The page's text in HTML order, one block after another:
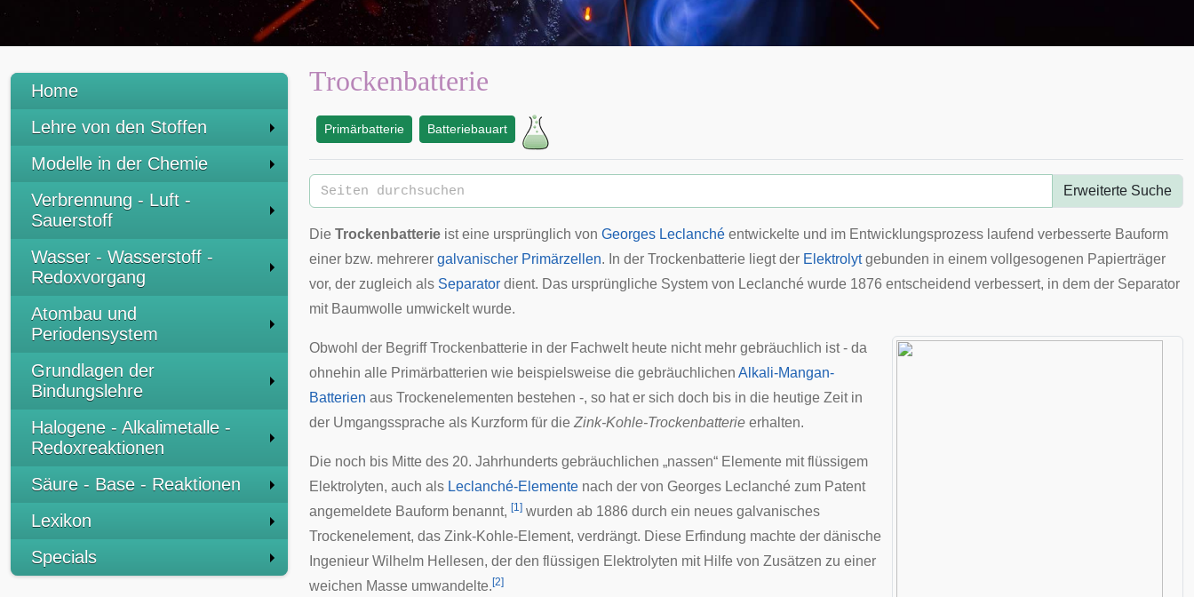
Home
Lehre von den Stoffen
Modelle in der Chemie
Verbrennung - Luft -
Sauerstoff
Wasser - Wasserstoff -
Redoxvorgang
Atombau und
Periodensystem
Grundlagen der
Bindungslehre
Halogene - Alkalimetalle -
Redoxreaktionen
Säure - Base - Reaktionen
Lexikon
Specials
Trockenbatterie
Primärbatterie Batteriebauart
Erweiterte Suche
Die Trockenbatterie ist eine ursprünglich von Georges Leclanché entwickelte und im Entwicklungsprozess laufend verbesserte Bauform
einer bzw. mehrerer galvanischer Primärzellen. In der Trockenbatterie liegt der Elektrolytgebunden in einem vollgesogenen Papierträger
vor, der zugleich als Separator dient. Das ursprüngliche System von Leclanché wurde 1876 entscheidend verbessert, in dem der Separator
mit Baumwolle umwickelt wurde.
Obwohl der Begriff Trockenbatterie in der Fachwelt heute nicht mehr gebräuchlich ist - da
ohnehin alle Primärbatterien wie beispielsweise die gebräuchlichen Alkali-Mangan-
Batterien aus Trockenelementen bestehen -, so hat er sich doch bis in die heutige Zeit in
der Umgangssprache als Kurzform für die Zink-Kohle-Trockenbatterie erhalten.
Die noch bis Mitte des 20. Jahrhunderts gebräuchlichen „nassen“ Elemente mit flüssigem
Elektrolyten, auch als Leclanché-Elemente nach der von Georges Leclanché zum Patent
angemeldete Bauform benannt, [1] wurden ab 1886 durch ein neues galvanisches
Trockenelement, das Zink-Kohle-Element, verdrängt. Diese Erfindung machte der dänische
Ingenieur Wilhelm Hellesen, der den flüssigen Elektrolyten mit Hilfe von Zusätzen zu einer
weichen Masse umwandelte. [2]